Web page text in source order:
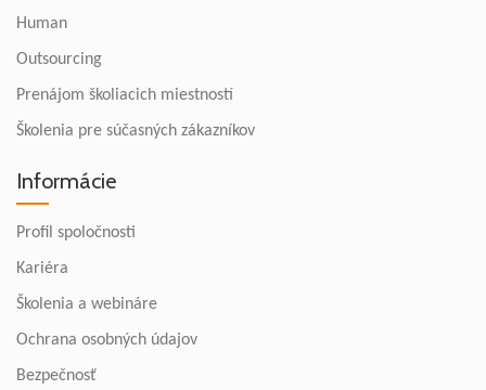
Human
Outsourcing
Prenájom školiacich miestností
Školenia pre súčasných zákazníkov
Informácie
Profil spoločnosti
Kariéra
Školenia a webináre
Ochrana osobných údajov
Bezpečnosť